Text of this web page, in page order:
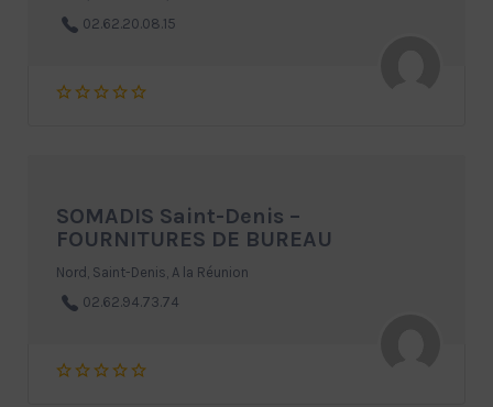
02.62.20.08.15
SOMADIS Saint-Denis –
FOURNITURES DE BUREAU
Nord, Saint-Denis, A la Réunion
02.62.94.73.74